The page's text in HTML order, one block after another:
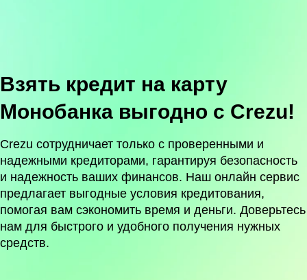
Взять кредит на карту
Монобанка выгодно с Crezu!
Crezu сотрудничает только с проверенными и
надежными кредиторами, гарантируя безопасность
и надежность ваших финансов. Наш онлайн сервис
предлагает выгодные условия кредитования,
помогая вам сэкономить время и деньги. Доверьтесь
нам для быстрого и удобного получения нужных
средств.